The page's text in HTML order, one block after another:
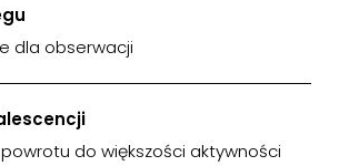
dla obserwacji
do większości aktywności